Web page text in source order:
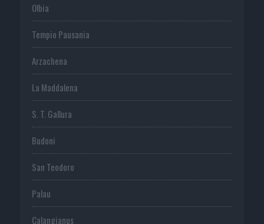
Olbia
Tempio Pausania
Arzachena
La Maddalena
S. T. Gallura
Budoni
San Teodoro
Palau
Calangianus